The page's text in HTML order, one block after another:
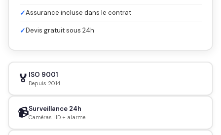
✓Assurance incluse dans le contrat
✓Devis gratuit sous 24h
🏅 ISO 9001
Depuis 2014
📹Surveillance 24h
Caméras HD + alarme